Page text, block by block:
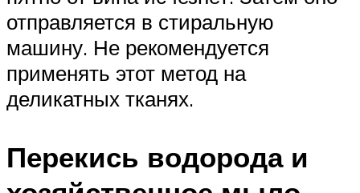
отправляется в стиральную
машину. Не рекомендуется
применять этот метод на
деликатных тканях.
Перекись водорода и